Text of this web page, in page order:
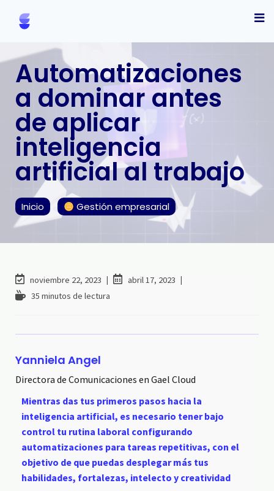
Automatizaciones
a dominar antes
de aplicar
inteligencia
artificial al trabajo
Inicio Gestión empresarial
noviembre 22, 2023
abril 17, 2023
35 minutos de lectura
Yanniela Angel
Directora de Comunicaciones en Gael Cloud
Mientras das tus primeros pasos hacia la
inteligencia artificial, es necesario tener bajo
control tu rutina laboral configurando
automatizaciones para tareas repetitivas, con el
objetivo de que puedas desplegar más tus
habilidades, fortalezas, intelecto y creatividad